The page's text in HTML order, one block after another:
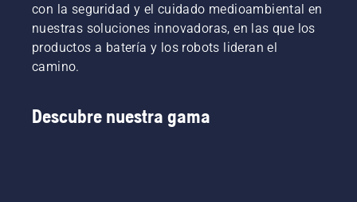
Asegúrate
de usar
siempre
cuchillas
y de
con la seguridad y el cuidado medioambiental en
nuestras soluciones innovadoras, en las que los
productos a batería y los robots lideran el
camino.
Descubre nuestra gama